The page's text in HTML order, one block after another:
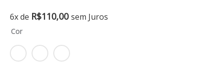
6x de R$110,00 sem Juros
Cor
Blazer
yves
quantidade